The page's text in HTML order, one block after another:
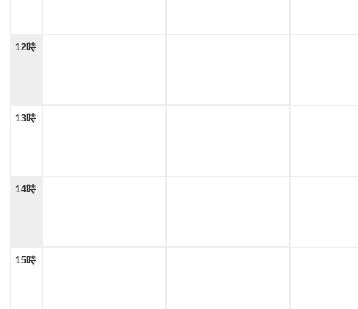
12時
13時
14時
15時